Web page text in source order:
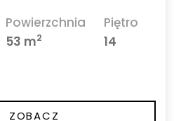
Powierzchnia
53 m2
Piętro
14
ZOBACZ